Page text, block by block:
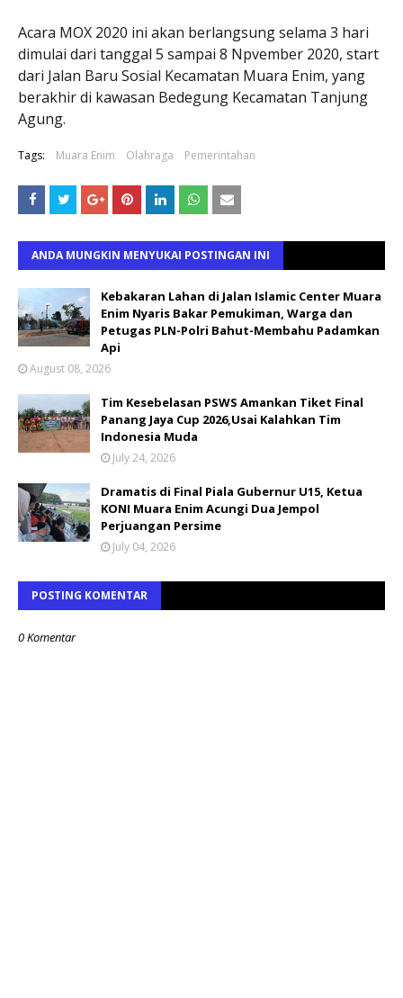
Acara MOX 2020 ini akan berlangsung selama 3 hari
dimulai dari tanggal 5 sampai 8 Npvember 2020, start
dari Jalan Baru Sosial Kecamatan Muara Enim, yang
berakhir di kawasan Bedegung Kecamatan Tanjung
Agung.
Tags: Muara Enim Olahraga Pemerintahan
ANDA MUNGKIN MENYUKAI POSTINGAN INI
Kebakaran Lahan di Jalan Islamic Center Muara
Enim Nyaris Bakar Pemukiman, Warga dan
Petugas PLN-Polri Bahut-Membahu Padamkan
Api
August 08, 2026
Tim Kesebelasan PSWS Amankan Tiket Final
Panang Jaya Cup 2026,Usai Kalahkan Tim
Indonesia Muda
July 24, 2026
Dramatis di Final Piala Gubernur U15, Ketua
KONI Muara Enim Acungi Dua Jempol
Perjuangan Persime
July 04, 2026
POSTING KOMENTAR
0 Komentar